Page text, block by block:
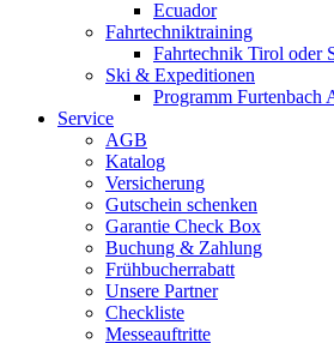
Ecuador
Fahrtechniktraining
Fahrtechnik Tirol oder
Ski & Expeditionen
Programm Furtenbach
Service
AGB
Katalog
Versicherung
Gutschein schenken
Garantie Check Box
Buchung & Zahlung
Frühbucherrabatt
Unsere Partner
Checkliste
Messeauftritte